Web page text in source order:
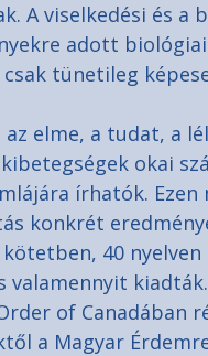
A viselkedési és
adott
tünetileg
elme, a tudat, a
okai
írhatók.
konkrét
40
valamennyit
of Canadában
a Magyar